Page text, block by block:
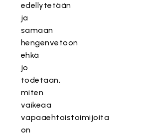
edellytetään
ja
samaan
hengenvetoon
ehkä
jo
todetaan,
miten
vaikeaa
vapaaehtoistoimijoita
on